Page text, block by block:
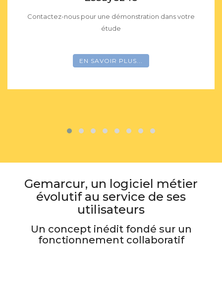
dans votre
Contactez-nous pour une
Gemarcur, un logiciel métier
évolutif au service de ses
utilisateurs
Un concept inédit fondé sur un
fonctionnement collaboratif